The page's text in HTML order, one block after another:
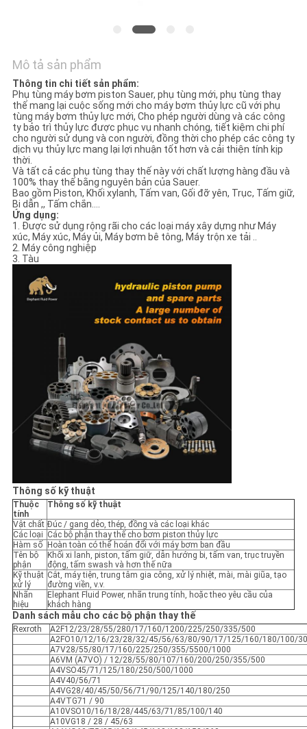
SƠ
ĐỒ
TRANG
WEB
PRIVACY
POLICY
Mô tả sản phẩm
Thông tin chi tiết sản phẩm:
Phụ tùng máy bơm piston Sauer, phụ tùng mới, phụ tùng thay
thế mang lại cuộc sống mới cho máy bơm thủy lực cũ với phụ
tùng máy bơm thủy lực mới, Cho phép người dùng và các công
ty bảo trì thủy lực được phục vụ nhanh chóng, tiết kiệm chi phí
cho người sử dụng và con người, đồng thời cho phép các công ty
dịch vụ thủy lực mang lại lợi nhuận tốt hơn và cải thiện tính kịp
thời.
Và tất cả các phụ tùng thay thế này với chất lượng hàng đầu và
100% thay thế bằng nguyên bản của Sauer.
Bao gồm Piston, Khối xylanh, Tấm van, Gối đỡ yên, Trục, Tấm giữ,
Bi dẫn ,, Tấm chắn….
Ứng dụng:
1. Được sử dụng rộng rãi cho các loại máy xây dựng như Máy
xúc, Máy xúc, Máy ủi, Máy bơm bê tông, Máy trộn xe tải ..
2. Máy công nghiệp
3. Tàu
Thông số kỹ thuật
Thuộc
tính
Thông số kỹ thuật
Vật chất Đúc / gang dẻo, thép, đồng và các loại khác
Các loại Các bộ phận thay thế cho bơm piston thủy lực
Hàm số
Hoàn toàn có thể hoán đổi với máy bơm ban đầu
Tên bộ
phận
Khối xi lanh, piston, tấm giữ, dẫn hướng bi, tấm van, trục truyền
động, tấm swash và hơn thế nữa
Kỹ thuật
xử lý
Cắt, máy tiện, trung tâm gia công, xử lý nhiệt, mài, mài giũa, tạo
đường viền, v.v.
Nhãn
hiệu
Elephant Fluid Power, nhãn trung tính, hoặc theo yêu cầu của
khách hàng
Danh sách mẫu cho các bộ phận thay thế
Rexroth
A2F12/23/28/55/280/17/160/1200/225/250/335/500
A2FO10/12/16/23/28/32/45/56/63/80/90/17/125/160/180/100/
A7V28/55/80/17/160/225/250/355/5500/1000
A6VM (A7VO) / 12/28/55/80/107/160/200/250/355/500
A4VSO45/71/125/180/250/500/1000
A4V40/56/71
A4VG28/40/45/50/56/71/90/125/140/180/250
A4VTG71 / 90
A10VSO10/16/18/28/445/63/71/85/100/140
A10VG18 / 28 / 45/63